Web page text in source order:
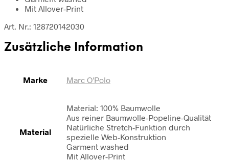
Mit Allover-Print
Art. Nr.: 128720142030
Zusätzliche Information
Marke Marc O'Polo
Material
Material: 100% Baumwolle
Aus reiner Baumwolle-Popeline-Qualität
Natürliche Stretch-Funktion durch
spezielle Web-Konstruktion
Garment washed
Mit Allover-Print